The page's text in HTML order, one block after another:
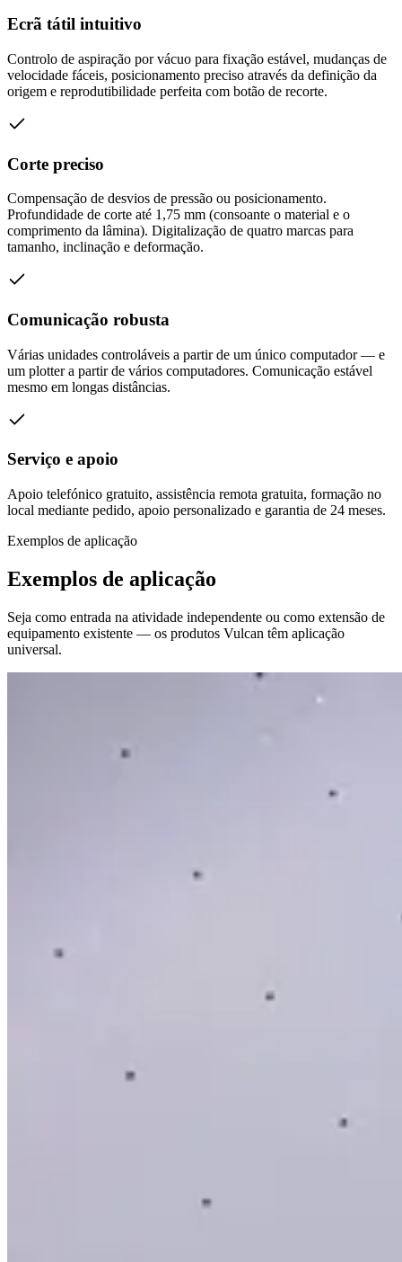
Ecrã tátil intuitivo
Controlo de aspiração por vácuo para fixação estável, mudanças de
velocidade fáceis, posicionamento preciso através da definição da
origem e reprodutibilidade perfeita com botão de recorte.
Corte preciso
Compensação de desvios de pressão ou posicionamento.
Profundidade de corte até 1,75 mm (consoante o material e o
comprimento da lâmina). Digitalização de quatro marcas para
tamanho, inclinação e deformação.
Comunicação robusta
Várias unidades controláveis a partir de um único computador — e
um plotter a partir de vários computadores. Comunicação estável
mesmo em longas distâncias.
Serviço e apoio
Apoio telefónico gratuito, assistência remota gratuita, formação no
local mediante pedido, apoio personalizado e garantia de 24 meses.
Exemplos de aplicação
Exemplos de aplicação
Seja como entrada na atividade independente ou como extensão de
equipamento existente — os produtos Vulcan têm aplicação
universal.